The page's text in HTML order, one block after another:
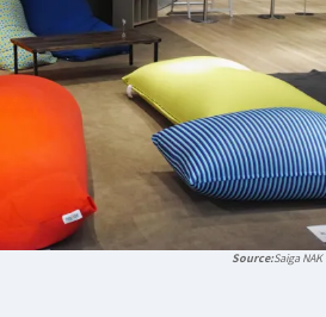
Saiga NAK